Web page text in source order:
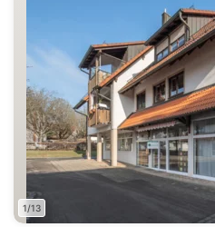
1/13